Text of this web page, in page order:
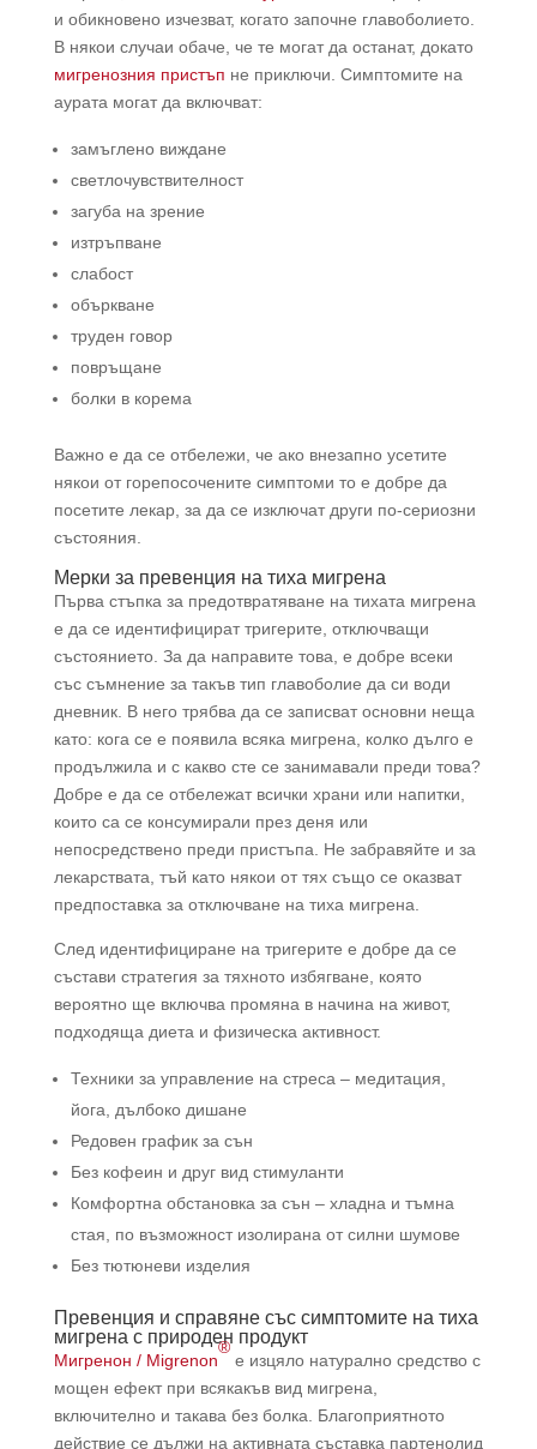
и обикновено изчезват, когато започне главоболието.
В някои случаи обаче, че те могат да останат, докато
мигренозния пристъп не приключи. Симптомите на
аурата могат да включват:
замъглено виждане
светлочувствителност
загуба на зрение
изтръпване
слабост
объркване
труден говор
повръщане
болки в корема
Важно е да се отбележи, че ако внезапно усетите
някои от горепосочените симптоми то е добре да
посетите лекар, за да се изключат други по-сериозни
състояния.
Мерки за превенция на тиха мигрена
Първа стъпка за предотвратяване на тихата мигрена
е да се идентифицират тригерите, отключващи
състоянието. За да направите това, е добре всеки
със съмнение за такъв тип главоболие да си води
дневник. В него трябва да се записват основни неща
като: кога се е появила всяка мигрена, колко дълго е
продължила и с какво сте се занимавали преди това?
Добре е да се отбележат всички храни или напитки,
които са се консумирали през деня или
непосредствено преди пристъпа. Не забравяйте и за
лекарствата, тъй като някои от тях също се оказват
предпоставка за отключване на тиха мигрена.
След идентифициране на тригерите е добре да се
състави стратегия за тяхното избягване, която
вероятно ще включва промяна в начина на живот,
подходяща диета и физическа активност.
Техники за управление на стреса – медитация,
йога, дълбоко дишане
Редовен график за сън
Без кофеин и друг вид стимуланти
Комфортна обстановка за сън – хладна и тъмна
стая, по възможност изолирана от силни шумове
Без тютюневи изделия
Превенция и справяне със симптомите на тиха
мигрена с природен продукт
Мигренон / Migrenon
®
е изцяло натурално средство с
мощен ефект при всякакъв вид мигрена,
включително и такава без болка. Благоприятното
действие се дължи на активната съставка партенолид